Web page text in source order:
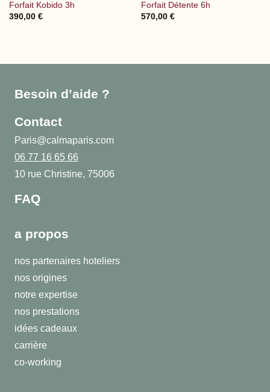
Forfait Kobido 3h
390,00 €
Forfait Détente 6h
570,00 €
Besoin d’aide ?
Contact
Paris@calmaparis.com
06 77 16 65 66
10 rue Christine, 75006
FAQ
a propos
nos partenaires hoteliers
nos origines
notre expertise
nos prestations
idées cadeaux
carrière
co-working